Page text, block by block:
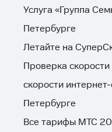
Услуга «Группа
Петербурге
Летайте на
Проверка
скорости
Петербурге
Все тарифы МТС